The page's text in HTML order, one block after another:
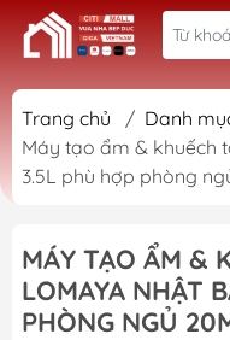
Trang chủ / Danh
Máy tạo ẩm & khuếch
3.5L phù hợp phòng
MÁY TẠO ẨM &
LOMAYA NHẬT
PHÒNG NGỦ